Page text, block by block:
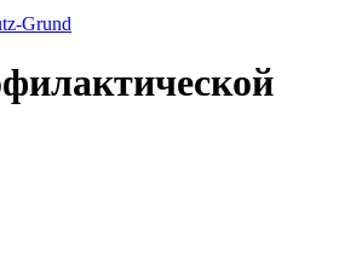
Grund